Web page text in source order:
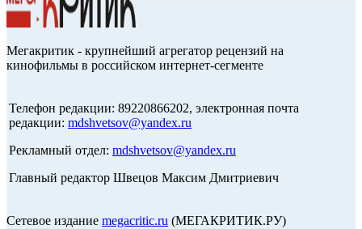
Мегакритик - крупнейший агрегатор рецензий на
кинофильмы в российском интернет-сегменте
Телефон редакции: 89220866202, электронная почта
редакции: mdshvetsov@yandex.ru
Рекламный отдел: mdshvetsov@yandex.ru
Главный редактор Швецов Максим Дмитриевич
Сетевое издание megacritic.ru (МЕГАКРИТИК.РУ)